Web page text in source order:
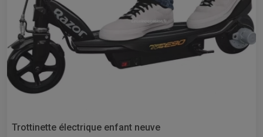
Trottinette électrique enfant neuve